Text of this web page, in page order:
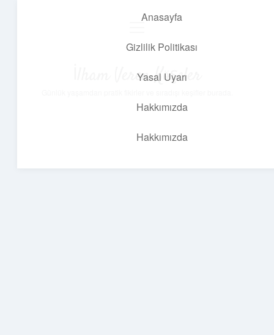
Anasayfa
Gizlilik Politikası
Yasal Uyarı
Hakkımızda
Hakkımızda
İlham Veren Köşeler